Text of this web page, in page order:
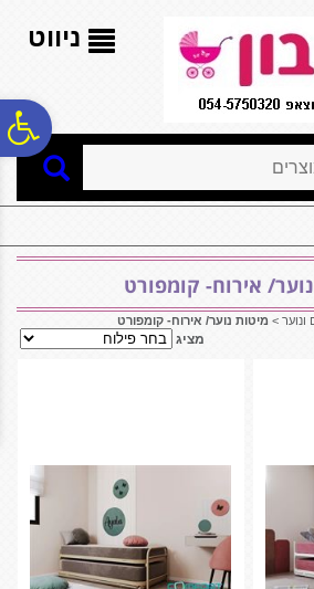
נגישות
אתר
המרכזי
ניווט
אירוח- קומפורט
ונוער > מיטות נוער/ אירוח- קומפורט
מציג